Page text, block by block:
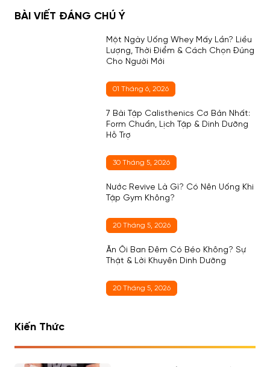
BÀI VIẾT ĐÁNG CHÚ Ý
Một Ngày Uống Whey Mấy Lần? Liều
Lượng, Thời Điểm & Cách Chọn Đúng
Cho Người Mới
01 Tháng 6, 2026
7 Bài Tập Calisthenics Cơ Bản Nhất:
Form Chuẩn, Lịch Tập & Dinh Dưỡng
Hỗ Trợ
30 Tháng 5, 2026
Nước Revive Là Gì? Có Nên Uống Khi
Tập Gym Không?
20 Tháng 5, 2026
Ăn Ổi Ban Đêm Có Béo Không? Sự
Thật & Lời Khuyên Dinh Dưỡng
20 Tháng 5, 2026
Kiến Thức